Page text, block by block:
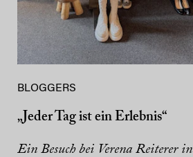
BLOGGERS
„Jeder Tag ist ein Erlebnis“
Ein Besuch bei Verena Reiterer in